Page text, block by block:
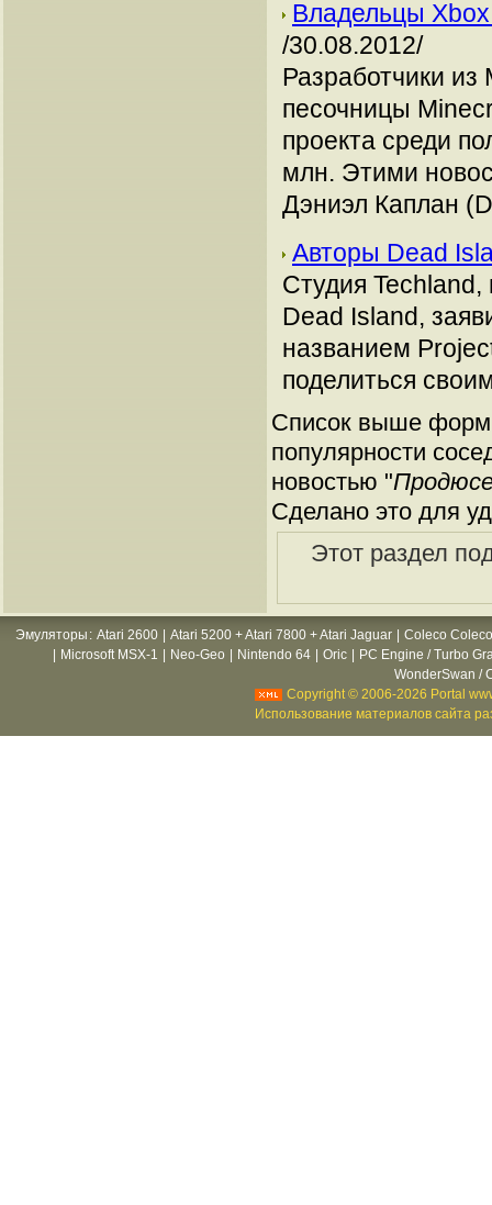
Владельцы
/30.08.2012/
Разработчики из
песочницы
проекта среди
млн. Этими
Дэниэл Каплан
Авторы Dead
Студия Techland,
Dead Island,
названием
поделиться
Список выше
популярности
новостью "
Сделано это для
Этот раздел
Эмуляторы : Atari 2600 Atari 5200 + Atari 7800 + Atari Jaguar
Coleco
Microsoft MSX-1 Neo-Geo Nintendo 64 Oric
PC Engine / Turbo
WonderSwan /
Copyright © 2006-2026 Portal
Использование материалов сайта